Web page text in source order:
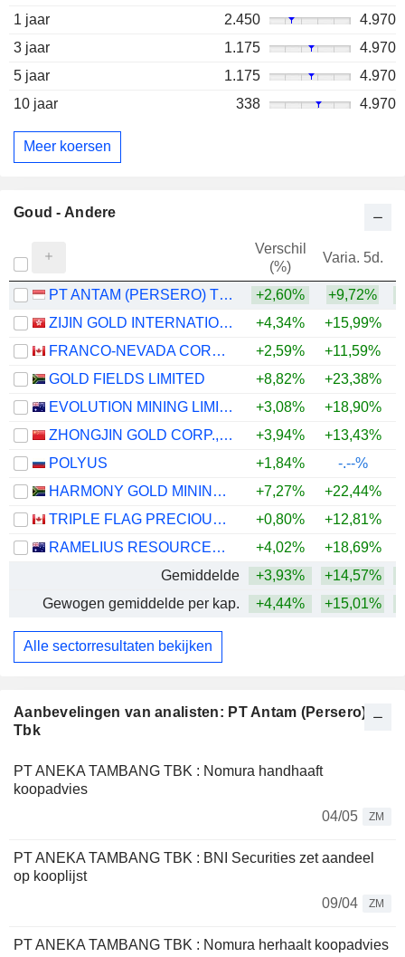
Aanbevelingen van analisten: PT Antam (Persero)
Tbk
PT ANEKA TAMBANG TBK : Nomura handhaaft
koopadvies
04/05
ZM
PT ANEKA TAMBANG TBK : BNI Securities zet aandeel
op kooplijst
09/04
ZM
PT ANEKA TAMBANG TBK : Nomura herhaalt koopadvies
1 jaar
2.450
4.970
3 jaar
1.175
4.970
5 jaar
1.175
4.970
10 jaar
338 4.970
Meer koersen
Goud - Andere
Verschil
(%)
Varia. 5d.
PT ANTAM (PERSERO) TBK +2,60% +9,72%
ZIJIN GOLD INTERNATIONAL COMPANY LIMITED
+4,34%
+15,99%
FRANCO-NEVADA CORPORATION
+2,59% +11,59%
GOLD FIELDS LIMITED
+8,82% +23,38%
EVOLUTION MINING LIMITED
+3,08% +18,90%
ZHONGJIN GOLD CORP.,LTD
+3,94% +13,43%
POLYUS
+1,84%
-.--%
HARMONY GOLD MINING COMPANY LIMITED
+7,27% +22,44%
TRIPLE FLAG PRECIOUS METALS CORP.
+0,80% +12,81%
RAMELIUS RESOURCES LIMITED
+4,02% +18,69%
Gemiddelde
+3,93% +14,57%
Gewogen gemiddelde per kap.
+4,44% +15,01%
Alle sectorresultaten bekijken